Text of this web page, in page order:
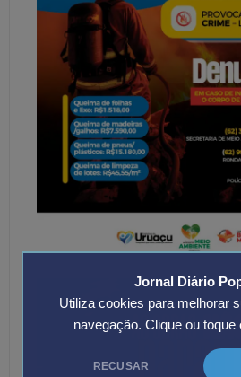
Jornal Diário
Utiliza cookies para melhorar
navegação. Clique ou toque
RECUSAR